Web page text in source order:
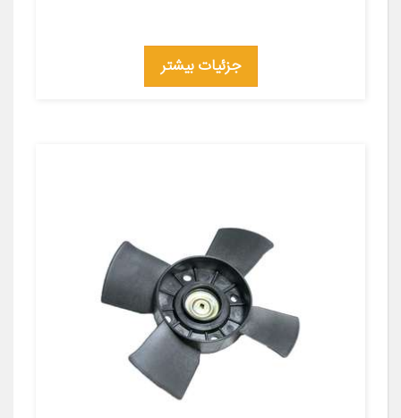
جزئیات بیشتر